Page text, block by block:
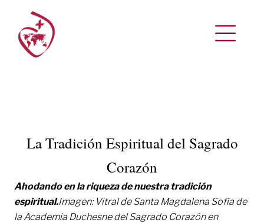
La Tradición Espiritual del Sagrado
Corazón
Ahodando en la riqueza de nuestra tradición
espiritual.Imagen: Vitral de Santa Magdalena Sofía de
la Academia Duchesne del Sagrado Corazón en